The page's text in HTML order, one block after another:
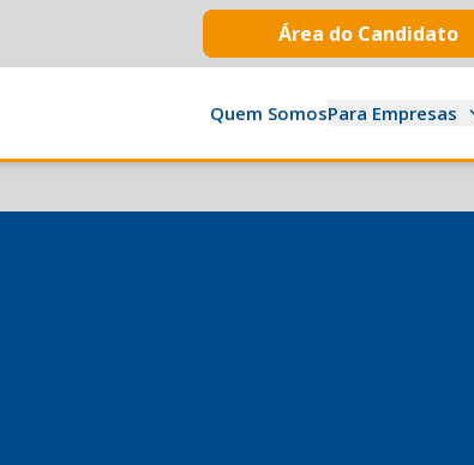
Área do Candidato
Quem SomosPara Empresas